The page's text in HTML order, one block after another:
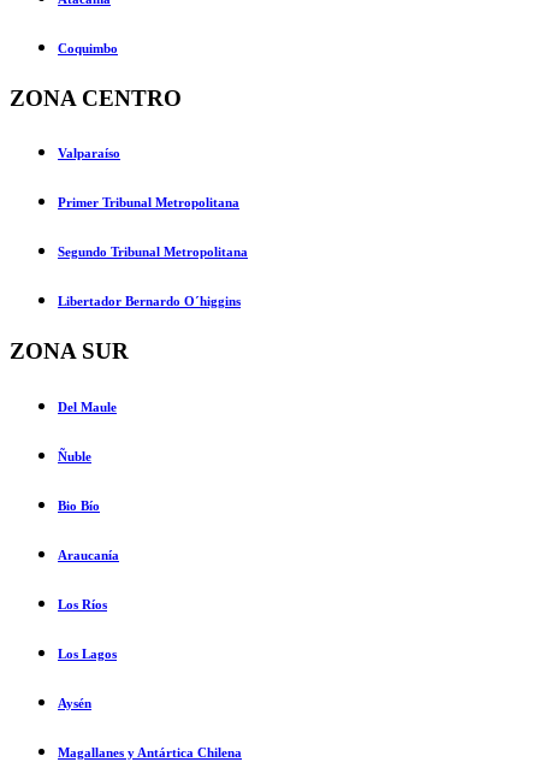
Coquimbo
ZONA CENTRO
Valparaíso
Primer Tribunal Metropolitana
Segundo Tribunal Metropolitana
Libertador Bernardo O´higgins
ZONA SUR
Del Maule
Ñuble
Bio Bío
Araucanía
Los Ríos
Los Lagos
Aysén
Magallanes y Antártica Chilena